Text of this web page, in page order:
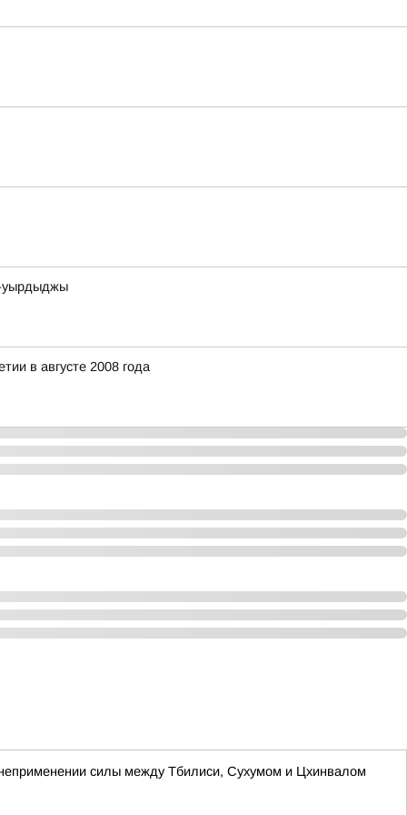
уырдыджы
в августе 2008 года
силы между Тбилиси, Сухумом и Цхинвалом